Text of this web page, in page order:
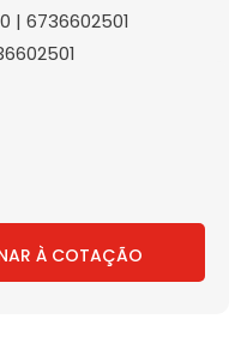
| 6736602501
À COTAÇÃO